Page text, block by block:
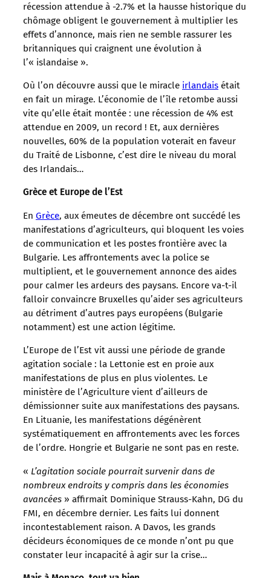
récession attendue à -2.7% et la hausse historique du
chômage obligent le gouvernement à multiplier les
effets d’annonce, mais rien ne semble rassurer les
britanniques qui craignent une évolution à
l’« islandaise ».
Où l’on découvre aussi que le miracle irlandais était
en fait un mirage. L’économie de l’île retombe aussi
vite qu’elle était montée : une récession de 4% est
attendue en 2009, un record ! Et, aux dernières
nouvelles, 60% de la population voterait en faveur
du Traité de Lisbonne, c’est dire le niveau du moral
des Irlandais…
Grèce et Europe de l’Est
En Grèce, aux émeutes de décembre ont succédé les
manifestations d’agriculteurs, qui bloquent les voies
de communication et les postes frontière avec la
Bulgarie. Les affrontements avec la police se
multiplient, et le gouvernement annonce des aides
pour calmer les ardeurs des paysans. Encore va-t-il
falloir convaincre Bruxelles qu’aider ses agriculteurs
au détriment d’autres pays européens (Bulgarie
notamment) est une action légitime.
L’Europe de l’Est vit aussi une période de grande
agitation sociale : la Lettonie est en proie aux
manifestations de plus en plus violentes. Le
ministère de l’Agriculture vient d’ailleurs de
démissionner suite aux manifestations des paysans.
En Lituanie, les manifestations dégénèrent
systématiquement en affrontements avec les forces
de l’ordre. Hongrie et Bulgarie ne sont pas en reste.
« L’agitation sociale pourrait survenir dans de
nombreux endroits y compris dans les économies
avancées » affirmait Dominique Strauss-Kahn, DG du
FMI, en décembre dernier. Les faits lui donnent
incontestablement raison. A Davos, les grands
décideurs économiques de ce monde n’ont pu que
constater leur incapacité à agir sur la crise…